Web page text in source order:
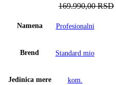
169.990,00RSD
Namena Profesionalni
Brend Standard mio
Jedinica mere kom.